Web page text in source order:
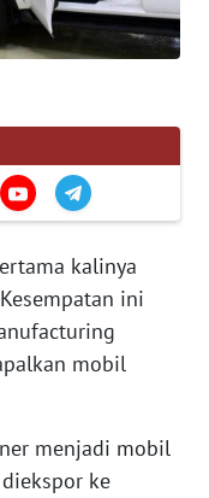
kalinya
ini
mobil
menjadi mobil
ke